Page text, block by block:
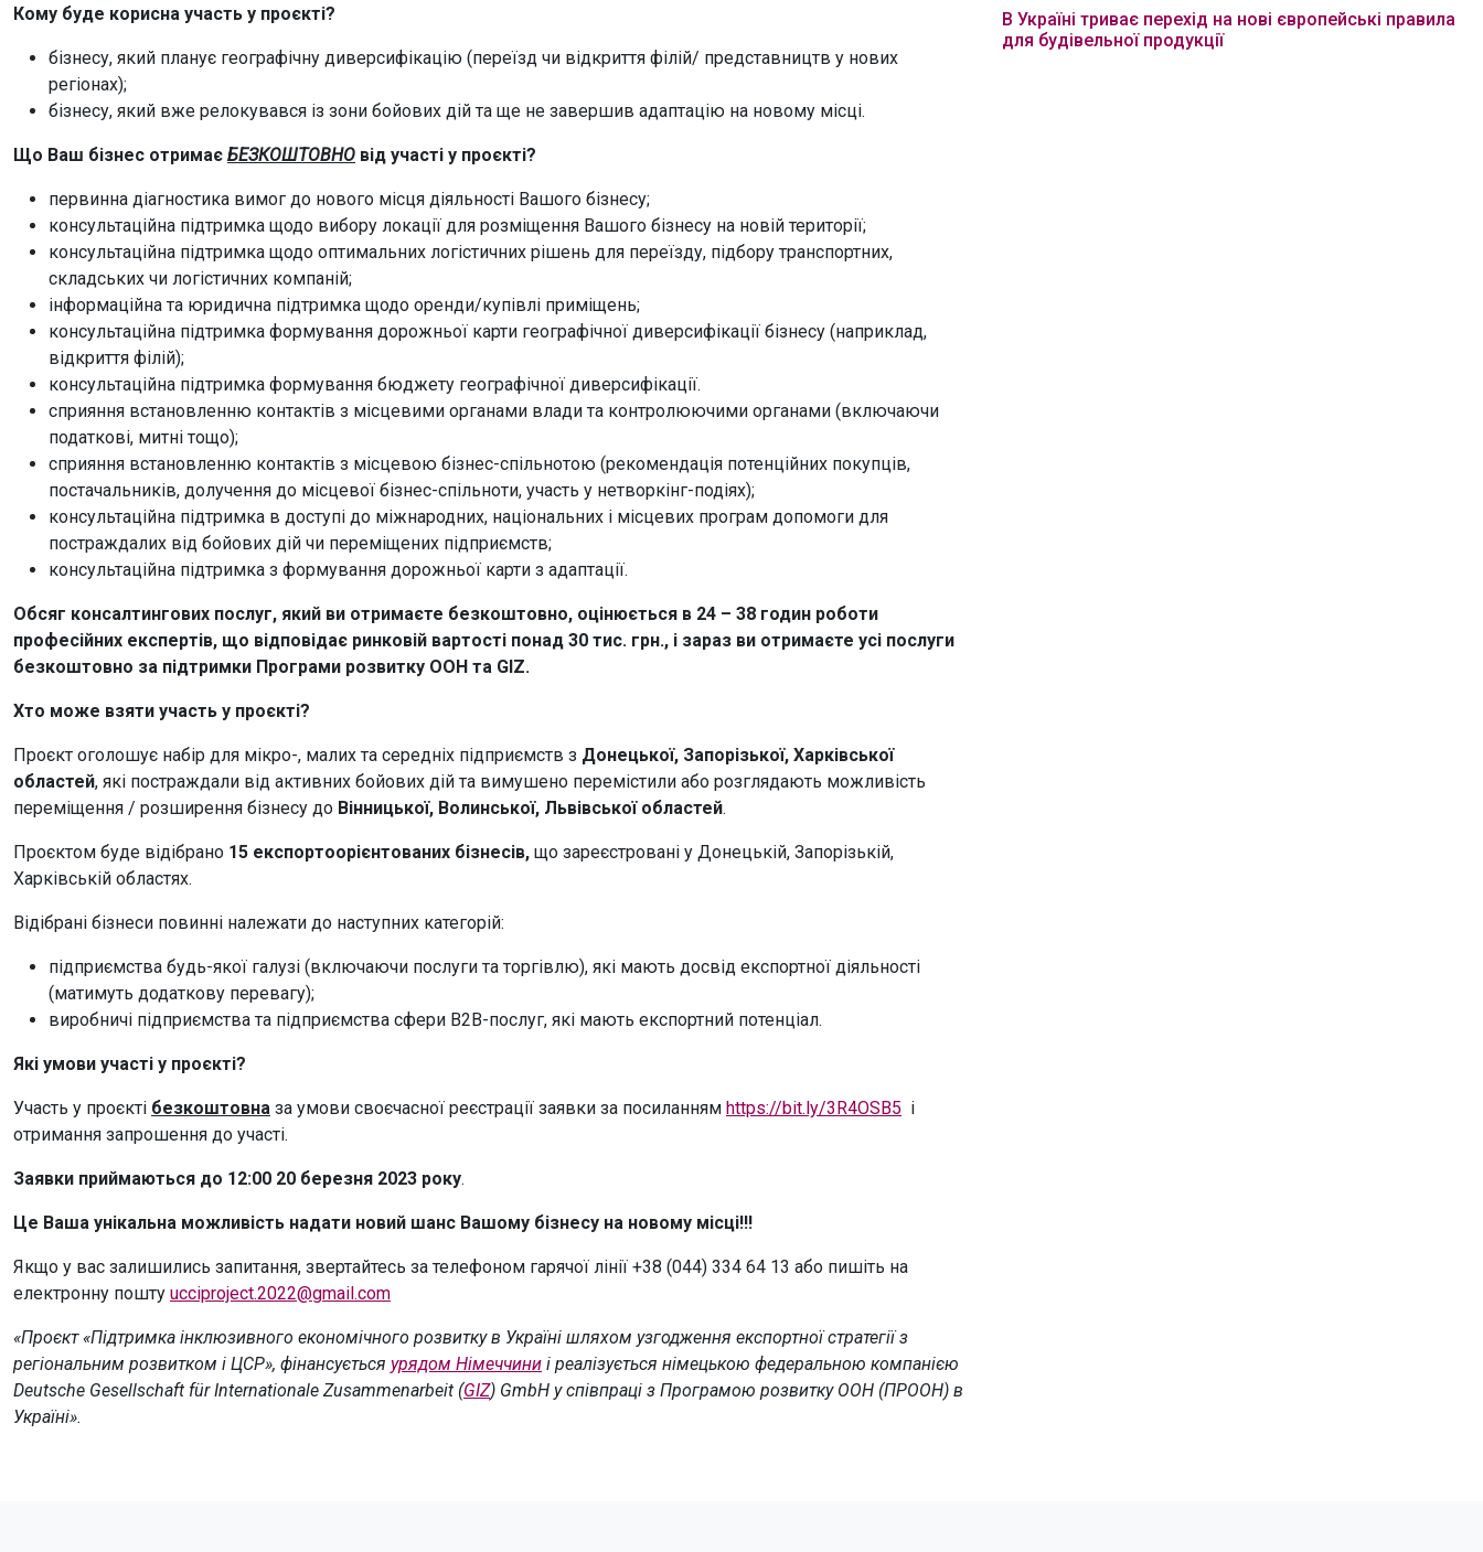
Кому буде корисна участь у проєкті?
бізнесу, який планує географічну диверсифікацію (переїзд чи відкриття філій/ представництв у нових
регіонах);
бізнесу, який вже релокувався із зони бойових дій та ще не завершив адаптацію на новому місці.
Що Ваш бізнес отримає БЕЗКОШТОВНО від участі у проєкті?
первинна діагностика вимог до нового місця діяльності Вашого бізнесу;
консультаційна підтримка щодо вибору локації для розміщення Вашого бізнесу на новій території;
консультаційна підтримка щодо оптимальних логістичних рішень для переїзду, підбору транспортних,
складських чи логістичних компаній;
інформаційна та юридична підтримка щодо оренди/купівлі приміщень;
консультаційна підтримка формування дорожньої карти географічної диверсифікації бізнесу (наприклад,
відкриття філій);
консультаційна підтримка формування бюджету географічної диверсифікації.
сприяння встановленню контактів з місцевими органами влади та контролюючими органами (включаючи
податкові, митні тощо);
сприяння встановленню контактів з місцевою бізнес-спільнотою (рекомендація потенційних покупців,
постачальників, долучення до місцевої бізнес-спільноти, участь у нетворкінг-подіях);
консультаційна підтримка в доступі до міжнародних, національних і місцевих програм допомоги для
постраждалих від бойових дій чи переміщених підприємств;
консультаційна підтримка з формування дорожньої карти з адаптації.
Обсяг консалтингових послуг, який ви отримаєте безкоштовно, оцінюється в 24 – 38 годин роботи
професійних експертів, що відповідає ринковій вартості понад 30 тис. грн., і зараз ви отримаєте усі послуги
безкоштовно за підтримки Програми розвитку ООН та GIZ.
Хто може взяти участь у проєкті?
Проєкт оголошує набір для мікро-, малих та середніх підприємств з Донецької, Запорізької, Харківської
областей, які постраждали від активних бойових дій та вимушено перемістили або розглядають можливість
переміщення / розширення бізнесу до Вінницької, Волинської, Львівської областей.
Проєктом буде відібрано 15 експортоорієнтованих бізнесів, що зареєстровані у Донецькій, Запорізькій,
Харківській областях.
Відібрані бізнеси повинні належати до наступних категорій:
підприємства будь-якої галузі (включаючи послуги та торгівлю), які мають досвід експортної діяльності
(матимуть додаткову перевагу);
виробничі підприємства та підприємства сфери B2B-послуг, які мають експортний потенціал.
Які умови участі у проєкті?
Участь у проєкті безкоштовна за умови своєчасної реєстрації заявки за посиланням https://bit.ly/3R4OSB5 і
отримання запрошення до участі.
Заявки приймаються до 12:00 20 березня 2023 року.
Це Ваша унікальна можливість надати новий шанс Вашому бізнесу на новому місці!!!
Якщо у вас залишились запитання, звертайтесь за телефоном гарячої лінії +38 (044) 334 64 13 або пишіть на
електронну пошту ucciproject.2022@gmail.com
«Проєкт «Підтримка інклюзивного економічного розвитку в Україні шляхом узгодження експортної стратегії з
регіональним розвитком і ЦСР», фінансується урядом Німеччини і реалізується німецькою федеральною компанією
Deutsche Gesellschaft für Internationale Zusammenarbeit (GIZ) GmbH у співпраці з Програмою розвитку ООН (ПРООН) в
Україні».
В Україні триває перехід на нові європейські правила
для будівельної продукції